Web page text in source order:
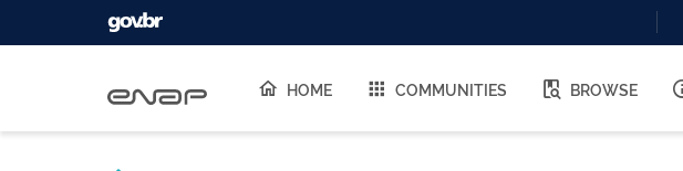
HOME COMMUNITIES BROWSE